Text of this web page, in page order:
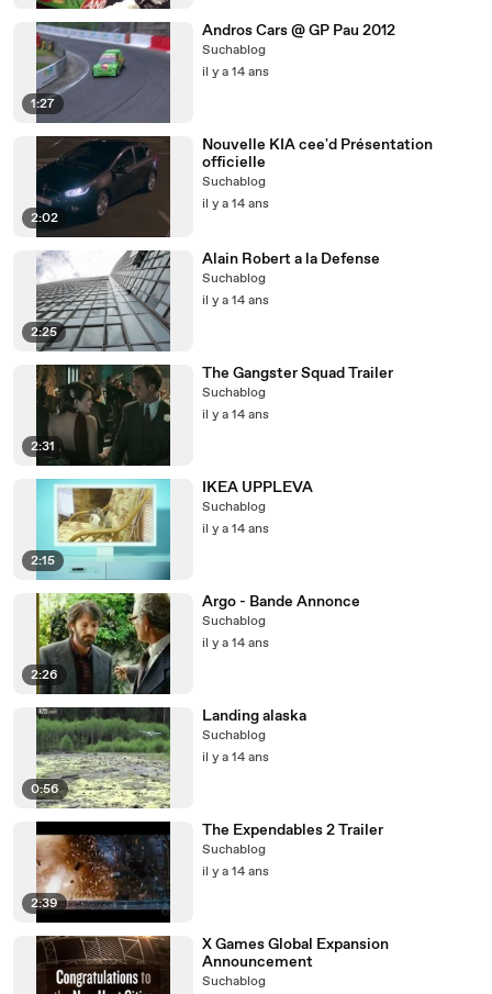
1:27
Andros Cars @ GP Pau 2012
Suchablog
il y a 14 ans
2:02
Nouvelle KIA cee'd Présentation
officielle
Suchablog
il y a 14 ans
2:25
Alain Robert a la Defense
Suchablog
il y a 14 ans
2:31
The Gangster Squad Trailer
Suchablog
il y a 14 ans
2:15
IKEA UPPLEVA
Suchablog
il y a 14 ans
2:26
Argo - Bande Annonce
Suchablog
il y a 14 ans
0:56
Landing alaska
Suchablog
il y a 14 ans
2:39
The Expendables 2 Trailer
Suchablog
il y a 14 ans
X Games Global Expansion
Announcement
Suchablog